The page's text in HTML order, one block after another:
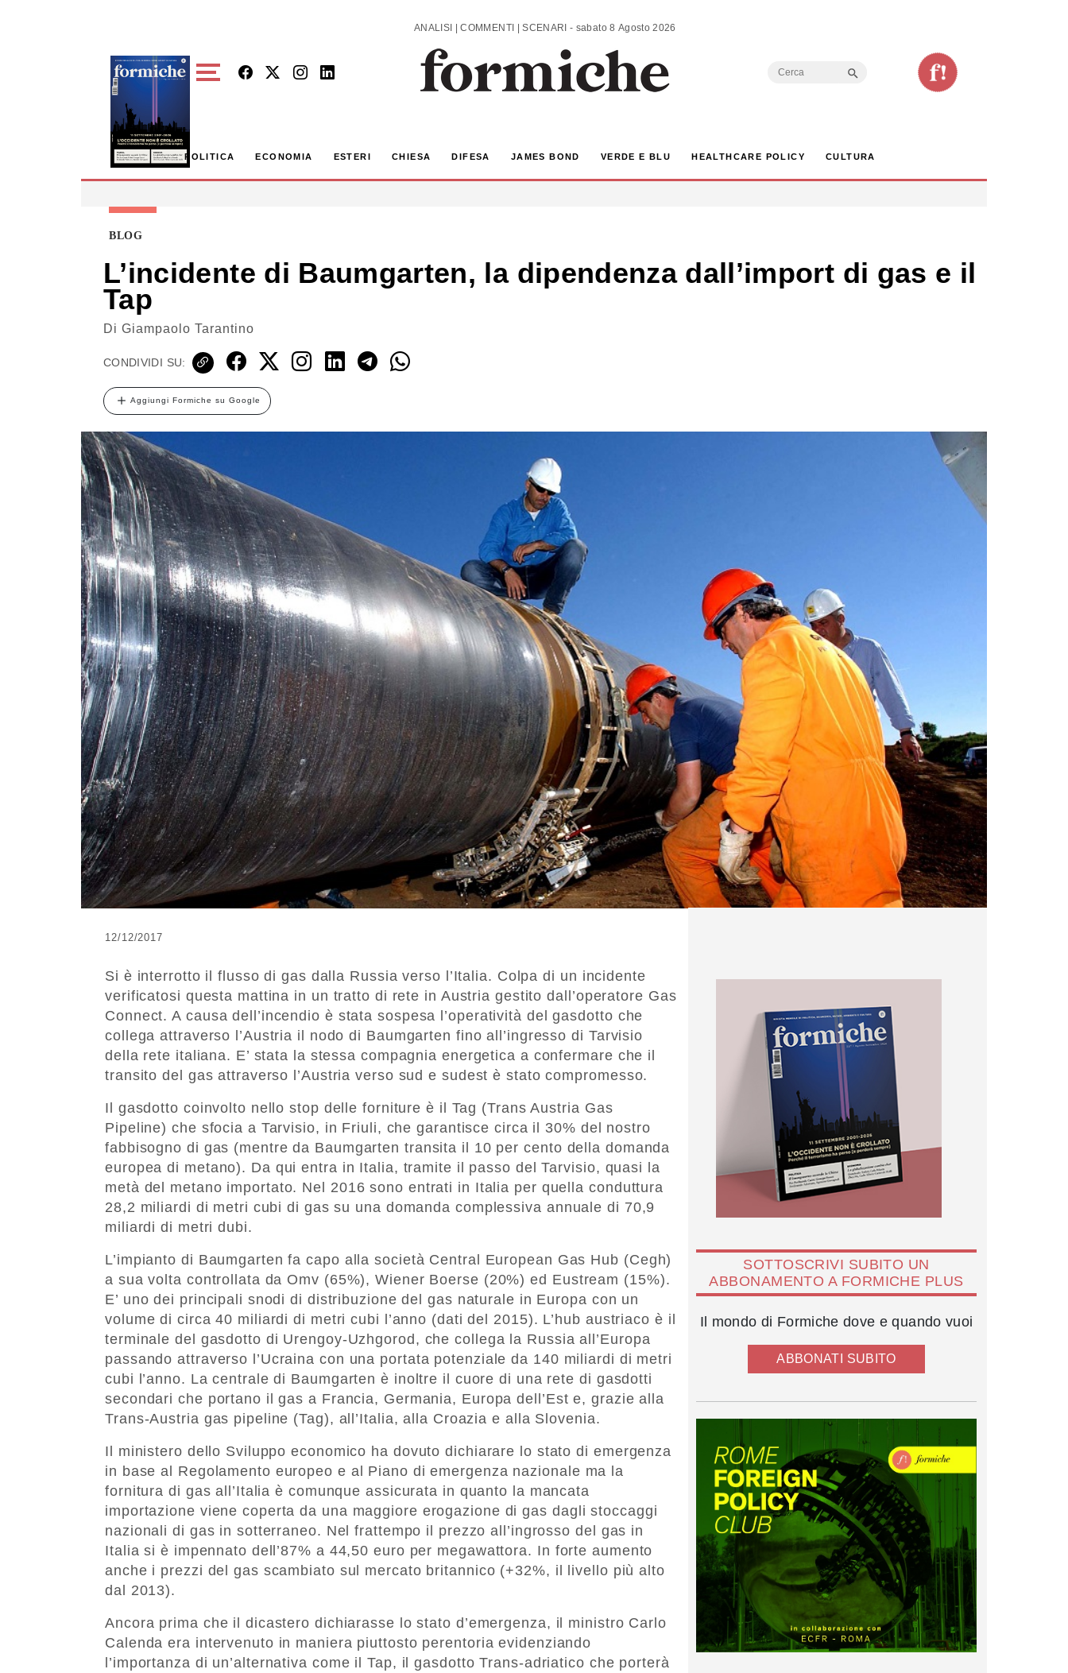
ANALISI | COMMENTI | SCENARI - sabato 8 Agosto 2026
Search
POLITICA ECONOMIA ESTERI CHIESA DIFESA JAMES BOND VERDE E BLU HEALTHCARE POLICY CULTURA
BLOG
L’incidente di Baumgarten, la dipendenza dall’import di gas e il
Tap
Di Giampaolo Tarantino
CONDIVIDI SU:
Aggiungi Formiche su Google
12/12/2017
Si è interrotto il flusso di gas dalla Russia verso l’Italia. Colpa di un incidente
verificatosi questa mattina in un tratto di rete in Austria gestito dall’operatore Gas
Connect. A causa dell’incendio è stata sospesa l’operatività del gasdotto che
collega attraverso l’Austria il nodo di Baumgarten fino all’ingresso di Tarvisio
della rete italiana. E’ stata la stessa compagnia energetica a confermare che il
transito del gas attraverso l’Austria verso sud e sudest è stato compromesso.
Il gasdotto coinvolto nello stop delle forniture è il Tag (Trans Austria Gas
Pipeline) che sfocia a Tarvisio, in Friuli, che garantisce circa il 30% del nostro
fabbisogno di gas (mentre da Baumgarten transita il 10 per cento della domanda
europea di metano). Da qui entra in Italia, tramite il passo del Tarvisio, quasi la
metà del metano importato. Nel 2016 sono entrati in Italia per quella conduttura
28,2 miliardi di metri cubi di gas su una domanda complessiva annuale di 70,9
miliardi di metri dubi.
L’impianto di Baumgarten fa capo alla società Central European Gas Hub (Cegh)
a sua volta controllata da Omv (65%), Wiener Boerse (20%) ed Eustream (15%).
E’ uno dei principali snodi di distribuzione del gas naturale in Europa con un
volume di circa 40 miliardi di metri cubi l’anno (dati del 2015). L’hub austriaco è il
terminale del gasdotto di Urengoy-Uzhgorod, che collega la Russia all’Europa
passando attraverso l’Ucraina con una portata potenziale da 140 miliardi di metri
cubi l’anno. La centrale di Baumgarten è inoltre il cuore di una rete di gasdotti
secondari che portano il gas a Francia, Germania, Europa dell’Est e, grazie alla
Trans-Austria gas pipeline (Tag), all’Italia, alla Croazia e alla Slovenia.
Il ministero dello Sviluppo economico ha dovuto dichiarare lo stato di emergenza
in base al Regolamento europeo e al Piano di emergenza nazionale ma la
fornitura di gas all’Italia è comunque assicurata in quanto la mancata
importazione viene coperta da una maggiore erogazione di gas dagli stoccaggi
nazionali di gas in sotterraneo. Nel frattempo il prezzo all’ingrosso del gas in
Italia si è impennato dell’87% a 44,50 euro per megawattora. In forte aumento
anche i prezzi del gas scambiato sul mercato britannico (+32%, il livello più alto
dal 2013).
Ancora prima che il dicastero dichiarasse lo stato d’emergenza, il ministro Carlo
Calenda era intervenuto in maniera piuttosto perentoria evidenziando
l’importanza di un’alternativa come il Tap, il gasdotto Trans-adriatico che porterà
SOTTOSCRIVI SUBITO UN
ABBONAMENTO A FORMICHE PLUS
Il mondo di Formiche dove e quando vuoi
ABBONATI SUBITO